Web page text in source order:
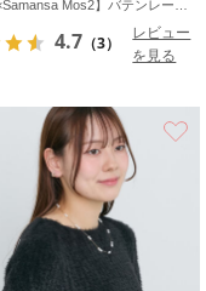
4.7 （3）
レビュー
を見る